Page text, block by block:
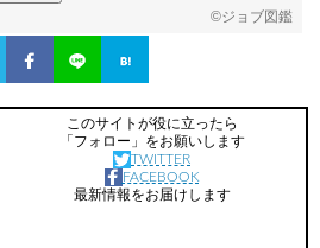
©ジョブ図鑑
このサイトが役に立ったら
「フォロー」をお願いします
TWITTER
FACEBOOK
最新情報をお届けします